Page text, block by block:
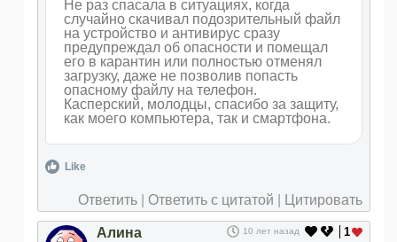
Не раз спасала в ситуациях, когда
случайно скачивал подозрительный файл
на устройство и антивирус сразу
предупреждал об опасности и помещал
его в карантин или полностью отменял
загрузку, даже не позволив попасть
опасному файлу на телефон.
Касперский, молодцы, спасибо за защиту,
как моего компьютера, так и смартфона.
Like
Ответить Ответить с цитатой Цитировать
1
Алина 10 лет назад